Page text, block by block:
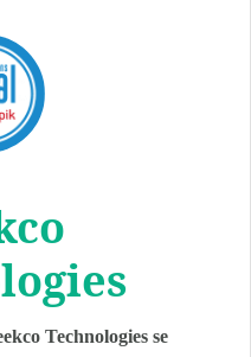
Technologies se